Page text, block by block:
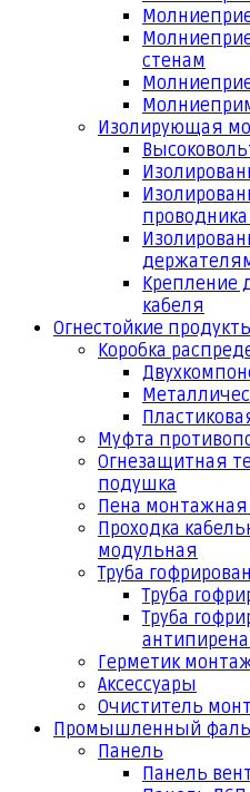
стенам
Изолирующая
Крепление
кабеля
Огнестойкие продукты
Коробка
Муфта
Огнезащитная
подушка
Пена монтажная
Проходка
модульная
Труба
Труба
Труба
Герметик
Аксессуары
Очиститель
Промышленный
Панель
Панель